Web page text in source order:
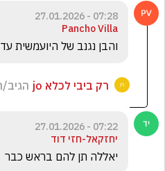
07:28 - 27.01.2026
Pancho Villa
והבן נגנב של היועמשית
רק ביבי לכלא jo
07:22 - 27.01.2026
יחזקאל-חזי דוד
יאללה תן להם בראש כבר